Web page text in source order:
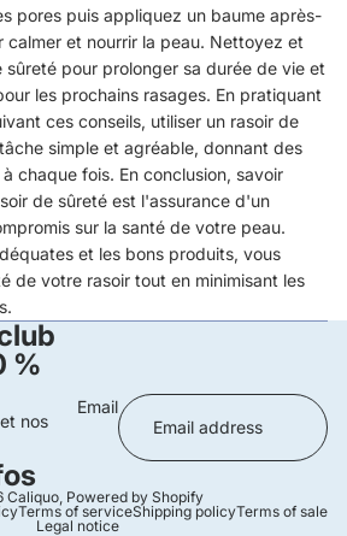
pores puis appliquez un baume après-
calmer et nourrir la peau. Nettoyez et
sûreté pour prolonger sa durée de vie et
les prochains rasages. En pratiquant
ces conseils, utiliser un rasoir de
simple et agréable, donnant des
chaque fois. En conclusion, savoir
de sûreté est l'assurance d'un
sur la santé de votre peau.
et les bons produits, vous
de votre rasoir tout en minimisant les
%
nos
Email
Caliquo, Powered by Shopify
Terms of serviceShipping policyTerms of sale
Legal notice